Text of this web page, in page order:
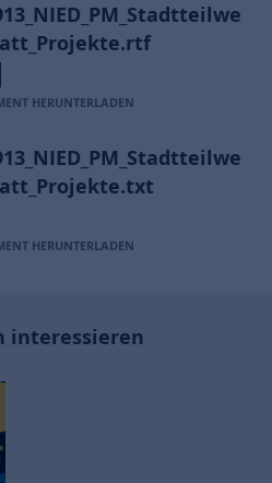
HERUNTERLADEN
HERUNTERLADEN
interessieren